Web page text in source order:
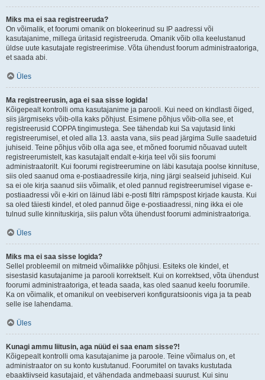
Miks ma ei saa registreeruda?
On võimalik, et foorumi omanik on blokeerinud su IP aadressi või
kasutajanime, millega üritasid registreeruda. Omanik võib olla keelustanud
üldse uute kasutajate registreerimise. Võta ühendust foorum administraatoriga,
et saada abi.
Üles
Ma registreerusin, aga ei saa sisse logida!
Kõigepealt kontrolli oma kasutajanime ja parooli. Kui need on kindlasti õiged,
siis järgmiseks võib-olla kaks põhjust. Esimene põhjus võib-olla see, et
registreerusid COPPA tingimustega. See tähendab kui Sa vajutasid linki
registreerumisel, et oled alla 13. aasta vana, siis pead järgima Sulle saadetuid
juhiseid. Teine põhjus võib olla aga see, et mõned foorumid nõuavad uutelt
registreerumistelt, kas kasutajalt endalt e-kirja teel või siis foorumi
administraatorilt. Kui foorumi registreerumine on läbi kasutaja poolse kinnituse,
siis oled saanud oma e-postiaadressile kirja, ning järgi sealseid juhiseid. Kui
sa ei ole kirja saanud siis võimalik, et oled pannud registreerumisel vigase e-
postiaadressi või e-kiri on läinud läbi e-posti filtri rämpspost kirjade kausta. Kui
sa oled täiesti kindel, et oled pannud õige e-postiaadressi, ning ikka ei ole
tulnud sulle kinnituskirja, siis palun võta ühendust foorumi administraatoriga.
Üles
Miks ma ei saa sisse logida?
Sellel probleemil on mitmeid võimalikke põhjusi. Esiteks ole kindel, et
sisestasid kasutajanime ja parooli korrektselt. Kui on korrektsed, võta ühendust
foorumi administraatoriga, et teada saada, kas oled saanud keelu foorumile.
Ka on võimalik, et omanikul on veebiserveri konfiguratsioonis viga ja ta peab
selle ise lahendama.
Üles
Kunagi ammu liitusin, aga nüüd ei saa enam sisse?!
Kõigepealt kontrolli oma kasutajanime ja paroole. Teine võimalus on, et
administraator on su konto kustutanud. Foorumitel on tavaks kustutada
ebaaktiivseid kasutajaid, et vähendada andmebaasi suurust. Kui sinu